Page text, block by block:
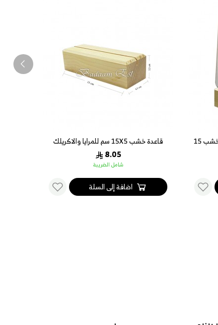
مرايا زجاج مربع 20x20 سم بقاعدة خشب 15
قاعدة خشب 15X5 سم للمرايا والاكريلك
8.05
شامل الضريبة
اضافة إلى السلة